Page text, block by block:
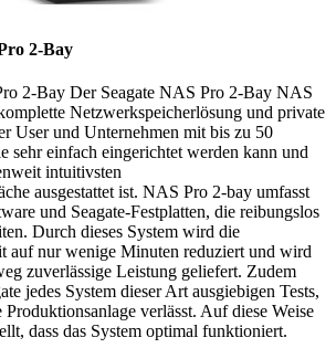
2-Bay
2-Bay Der Seagate NAS Pro 2-Bay NAS
Netzwerkspeicherlösung und private
User und Unternehmen mit bis zu 50
sehr einfach eingerichtet werden kann und
intuitivsten
ausgestattet ist. NAS Pro 2-bay umfasst
und Seagate-Festplatten, die reibungslos
Durch dieses System wird die
auf nur wenige Minuten reduziert und wird
zuverlässige Leistung geliefert. Zudem
jedes System dieser Art ausgiebigen Tests,
Produktionsanlage verlässt. Auf diese Weise
dass das System optimal funktioniert.